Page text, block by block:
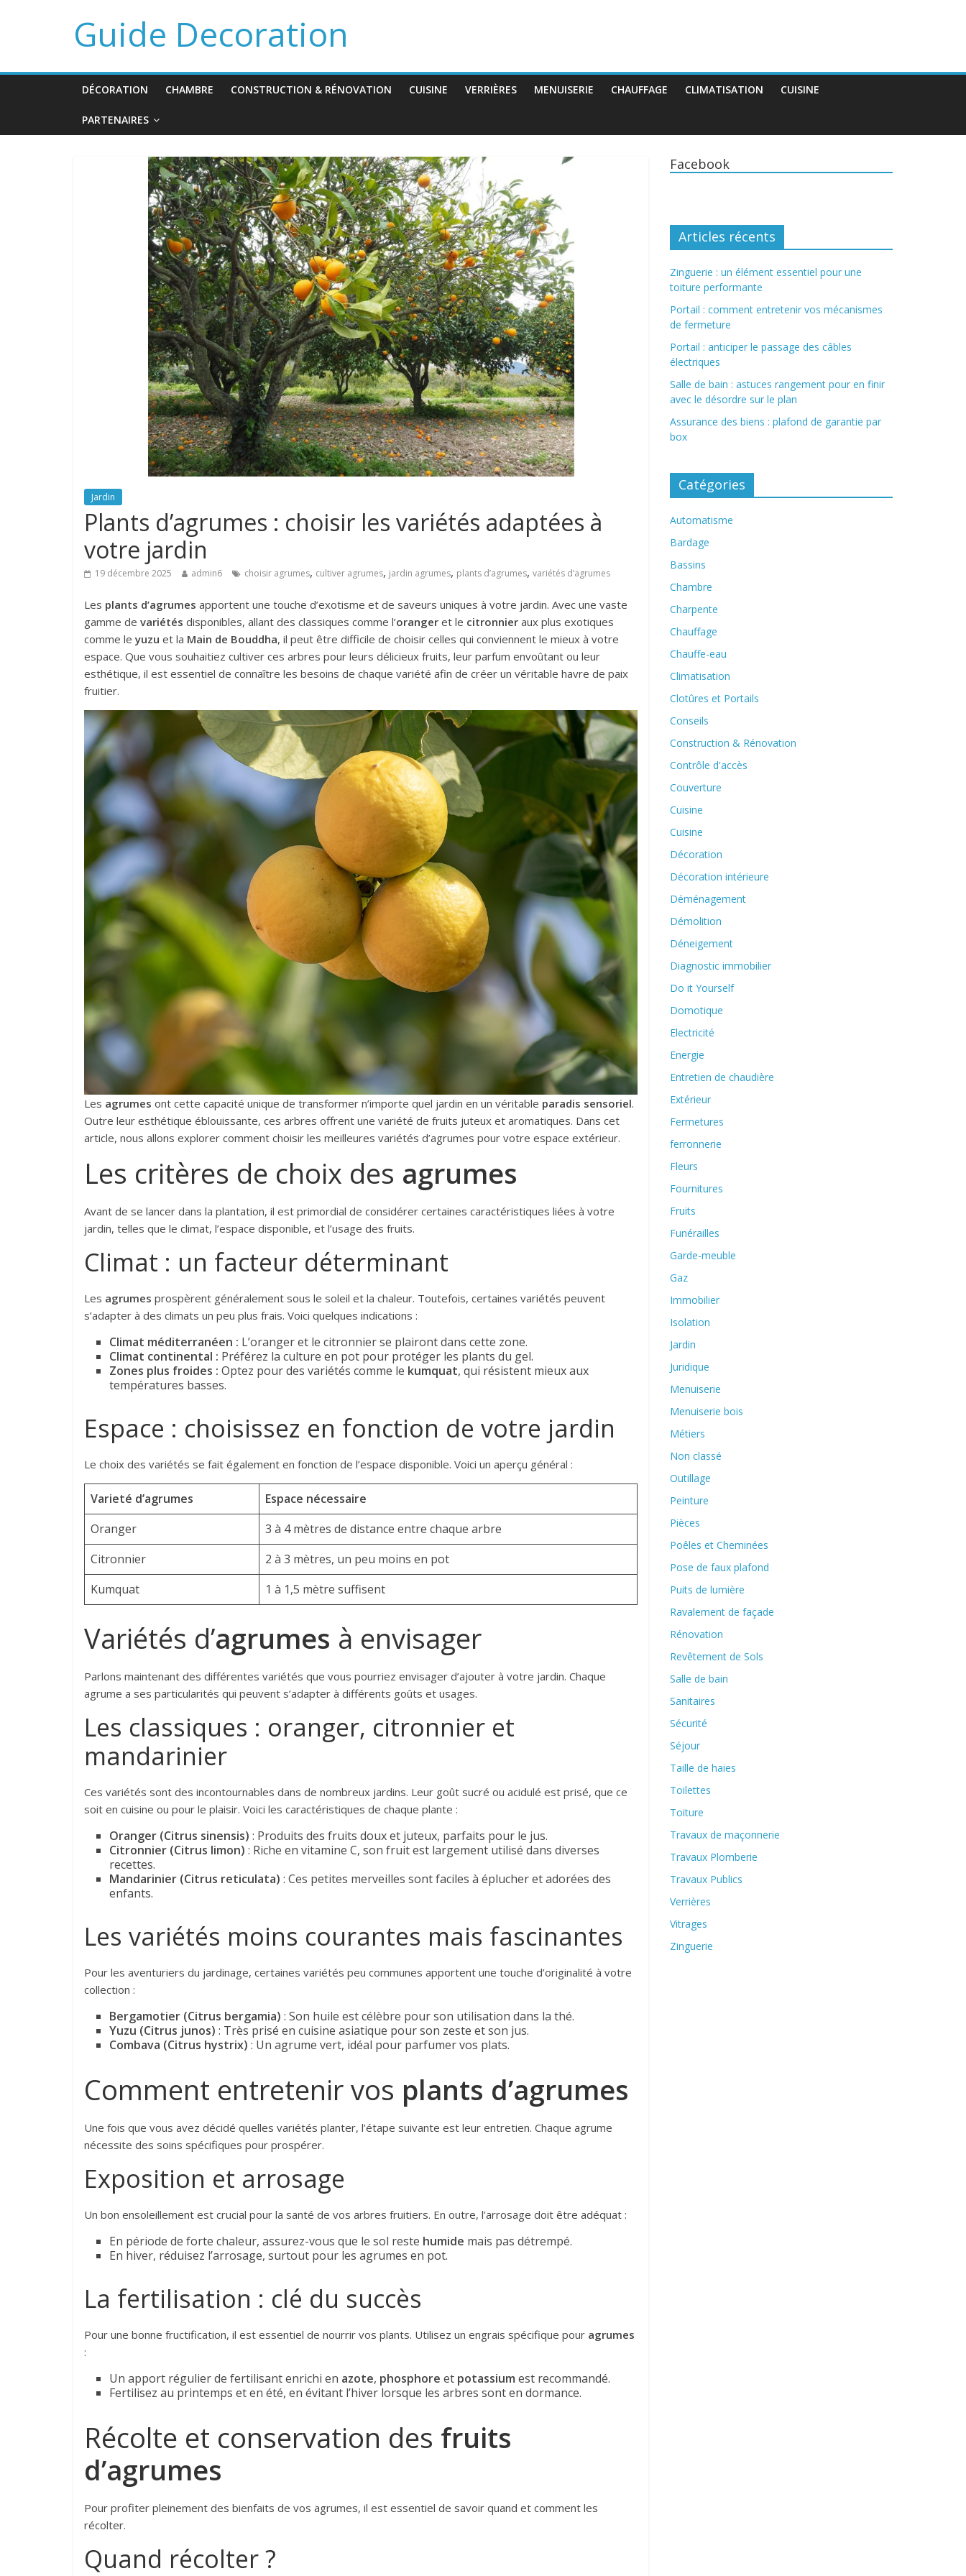
Guide Decoration
DÉCORATION CHAMBRE CONSTRUCTION & RÉNOVATION CUISINE VERRIÈRES MENUISERIE CHAUFFAGE CLIMATISATION CUISINE
PARTENAIRES
Jardin
Plants d’agrumes : choisir les variétés adaptées à
votre jardin
19 décembre 2025 admin6 choisir agrumes, cultiver agrumes, jardin agrumes, plants d’agrumes, variétés d’agrumes
Les plants d’agrumes apportent une touche d’exotisme et de saveurs uniques à votre jardin. Avec une vaste
gamme de variétés disponibles, allant des classiques comme l’oranger et le citronnier aux plus exotiques
comme leyuzu et la Main de Bouddha, il peut être difficile de choisir celles qui conviennent le mieux à votre
espace. Que vous souhaitiez cultiver ces arbres pour leurs délicieux fruits, leur parfum envoûtant ou leur
esthétique, il est essentiel de connaître les besoins de chaque variété afin de créer un véritable havre de paix
fruitier.
Les agrumes ont cette capacité unique de transformer n’importe quel jardin en un véritable paradis sensoriel.
Outre leur esthétique éblouissante, ces arbres offrent une variété de fruits juteux et aromatiques. Dans cet
article, nous allons explorer comment choisir les meilleures variétés d’agrumes pour votre espace extérieur.
Les critères de choix des agrumes
Avant de se lancer dans la plantation, il est primordial de considérer certaines caractéristiques liées à votre
jardin, telles que le climat, l’espace disponible, et l’usage des fruits.
Climat : un facteur déterminant
Les agrumes prospèrent généralement sous le soleil et la chaleur. Toutefois, certaines variétés peuvent
s’adapter à des climats un peu plus frais. Voici quelques indications :
Climat méditerranéen : L’oranger et le citronnier se plairont dans cette zone.
Climat continental : Préférez la culture en pot pour protéger les plants du gel.
Zones plus froides : Optez pour des variétés comme le kumquat, qui résistent mieux aux
températures basses.
Espace : choisissez en fonction de votre jardin
Le choix des variétés se fait également en fonction de l’espace disponible. Voici un aperçu général :
Varieté d’agrumes
Espace nécessaire
Oranger
3 à 4 mètres de distance entre chaque arbre
Citronnier
2 à 3 mètres, un peu moins en pot
Kumquat
1 à 1,5 mètre suffisent
Variétés d’agrumes à envisager
Parlons maintenant des différentes variétés que vous pourriez envisager d’ajouter à votre jardin. Chaque
agrume a ses particularités qui peuvent s’adapter à différents goûts et usages.
Les classiques : oranger, citronnier et
mandarinier
Ces variétés sont des incontournables dans de nombreux jardins. Leur goût sucré ou acidulé est prisé, que ce
soit en cuisine ou pour le plaisir. Voici les caractéristiques de chaque plante :
Oranger (Citrus sinensis) : Produits des fruits doux et juteux, parfaits pour le jus.
Citronnier (Citrus limon) : Riche en vitamine C, son fruit est largement utilisé dans diverses
recettes.
Mandarinier (Citrus reticulata) : Ces petites merveilles sont faciles à éplucher et adorées des
enfants.
Les variétés moins courantes mais fascinantes
Pour les aventuriers du jardinage, certaines variétés peu communes apportent une touche d’originalité à votre
collection :
Bergamotier (Citrus bergamia) : Son huile est célèbre pour son utilisation dans la thé.
Yuzu (Citrus junos) : Très prisé en cuisine asiatique pour son zeste et son jus.
Combava (Citrus hystrix) : Un agrume vert, idéal pour parfumer vos plats.
Comment entretenir vos plants d’agrumes
Une fois que vous avez décidé quelles variétés planter, l’étape suivante est leur entretien. Chaque agrume
nécessite des soins spécifiques pour prospérer.
Exposition et arrosage
Un bon ensoleillement est crucial pour la santé de vos arbres fruitiers. En outre, l’arrosage doit être adéquat :
En période de forte chaleur, assurez-vous que le sol reste humide mais pas détrempé.
En hiver, réduisez l’arrosage, surtout pour les agrumes en pot.
La fertilisation : clé du succès
Pour une bonne fructification, il est essentiel de nourrir vos plants. Utilisez un engrais spécifique pour agrumes
:
Un apport régulier de fertilisant enrichi en azote, phosphore et potassium est recommandé.
Fertilisez au printemps et en été, en évitant l’hiver lorsque les arbres sont en dormance.
Récolte et conservation des fruits
d’agrumes
Pour profiter pleinement des bienfaits de vos agrumes, il est essentiel de savoir quand et comment les
récolter.
Quand récolter ?
Facebook
Articles récents
Zinguerie : un élément essentiel pour une
toiture performante
Portail : comment entretenir vos mécanismes
de fermeture
Portail : anticiper le passage des câbles
électriques
Salle de bain : astuces rangement pour en finir
avec le désordre sur le plan
Assurance des biens : plafond de garantie par
box
Catégories
Automatisme
Bardage
Bassins
Chambre
Charpente
Chauffage
Chauffe-eau
Climatisation
Clotûres et Portails
Conseils
Construction & Rénovation
Contrôle d'accès
Couverture
Cuisine
Cuisine
Décoration
Décoration intérieure
Déménagement
Démolition
Déneigement
Diagnostic immobilier
Do it Yourself
Domotique
Electricité
Energie
Entretien de chaudière
Extérieur
Fermetures
ferronnerie
Fleurs
Fournitures
Fruits
Funérailles
Garde-meuble
Gaz
Immobilier
Isolation
Jardin
Juridique
Menuiserie
Menuiserie bois
Métiers
Non classé
Outillage
Peinture
Pièces
Poêles et Cheminées
Pose de faux plafond
Puits de lumière
Ravalement de façade
Rénovation
Revêtement de Sols
Salle de bain
Sanitaires
Sécurité
Séjour
Taille de haies
Toilettes
Toiture
Travaux de maçonnerie
Travaux Plomberie
Travaux Publics
Verrières
Vitrages
Zinguerie